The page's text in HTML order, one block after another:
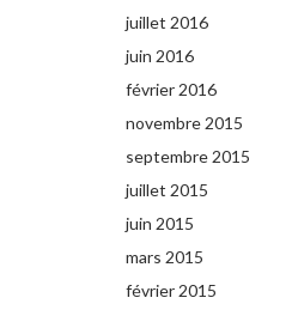
juillet 2016
juin 2016
février 2016
novembre 2015
septembre 2015
juillet 2015
juin 2015
mars 2015
février 2015